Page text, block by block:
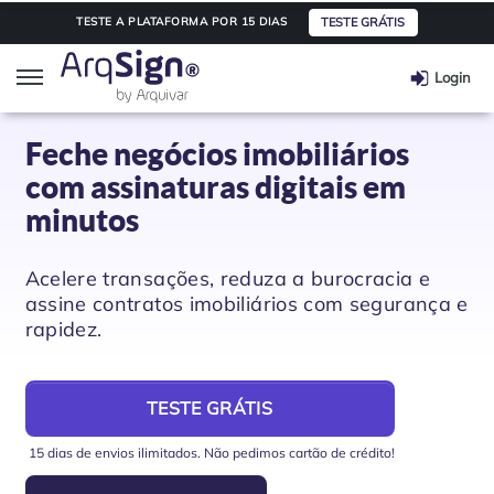
TESTE A PLATAFORMA POR 15 DIAS TESTE GRÁTIS
ArqSign
Soluções
Assinatura digital
Integração de API
Automação e Workflow
Segmentos
Saúde
Transporte e Logística
Educação
Planos e Preços
Integre seu software
Informações
Login
Feche negócios imobiliários
com assinaturas digitais em
minutos
Acelere transações, reduza a burocracia e
assine contratos imobiliários com segurança e
rapidez.
TESTE GRÁTIS
15 dias de envios ilimitados. Não pedimos cartão de crédito!